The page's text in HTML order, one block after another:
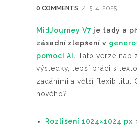
0 COMMENTS / 5. 4. 2025
MidJourney V7 je tady a
zásadní zlepšení v
pomocí AI . Tato verze
výsledky, lepší práci s
zadáními a větší flexibilitu.
nového?
Rozlišení 1024×1024 px